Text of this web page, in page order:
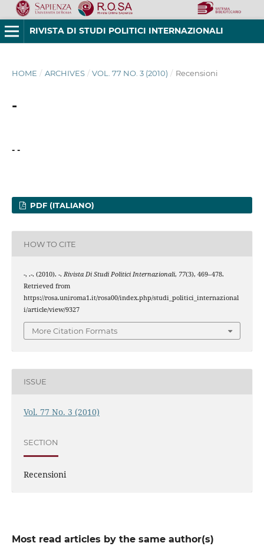
RIVISTA DI STUDI POLITICI INTERNAZIONALI
HOME / ARCHIVES / VOL. 77 NO. 3 (2010) / Recensioni
-
- -
PDF (ITALIANO)
HOW TO CITE
-, .-. (2010). -. Rivista Di Studi Politici Internazionali, 77(3), 469–478.
Retrieved from
https://rosa.uniroma1.it/rosa00/index.php/studi_politici_internazional
i/article/view/9327
More Citation Formats
ISSUE
Vol. 77 No. 3 (2010)
SECTION
Recensioni
Most read articles by the same author(s)